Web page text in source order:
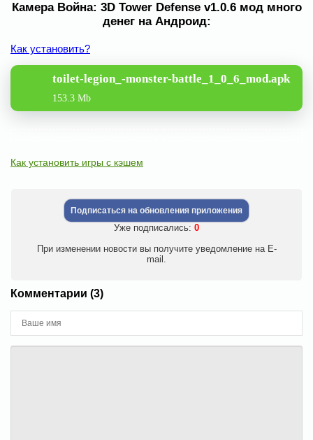
Камера Война: 3D Tower Defense v1.0.6 мод много
денег на Андроид:
Как установить?
toilet-legion_-monster-battle_1_0_6_mod.apk
153.3 Mb
Как установить игры с кэшем
Подписаться на обновления приложения
Уже подписались: 0
При изменении новости вы получите уведомление на E-
mail.
Комментарии (3)